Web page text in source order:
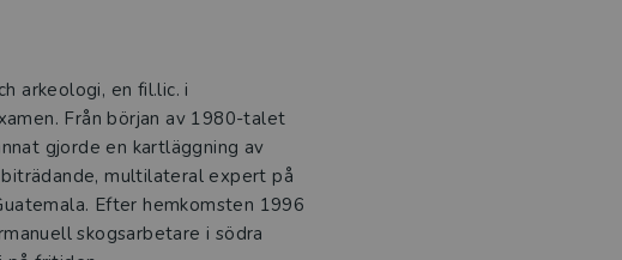
arkeologi, en fil.lic. i
Från början av 1980-talet
gjorde en kartläggning av
multilateral expert på
Efter hemkomsten 1996
skogsarbetare i södra